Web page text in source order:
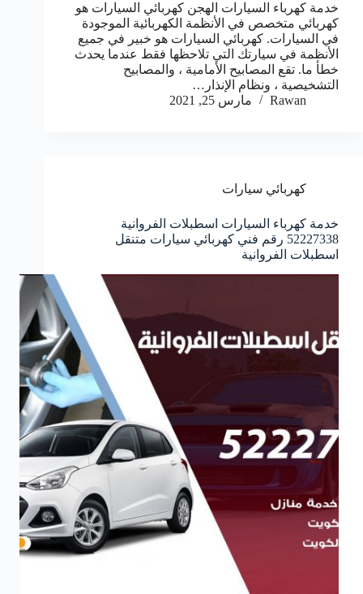
خدمة كهرباء السيارات الهجن كهربائي السيارات هو
كهربائي متخصص في الأنظمة الكهربائية الموجودة
في السيارات. كهربائي السيارات هو خبير في جميع
الأنظمة في سيارتك التي تلاحظها فقط عندما يحدث
خطأ ما. تقع المصابيح الأمامية ، والمصابيح
التشخيصية ، ونظام الإنذار…
Rawan
مارس 25, 2021
كهربائي سيارات
خدمة كهرباء السيارات اسطبلات الفروانية
52227338 رقم فني كهربائي سيارات متنقل
اسطبلات الفروانية